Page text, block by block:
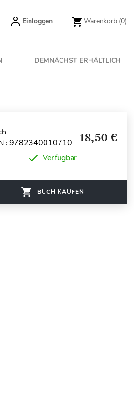
Einloggen Warenkorb (0)
DEMNÄCHST ERHÄLTLICH
: 9782340010710 18,50 €
Verfügbar
BUCH KAUFEN